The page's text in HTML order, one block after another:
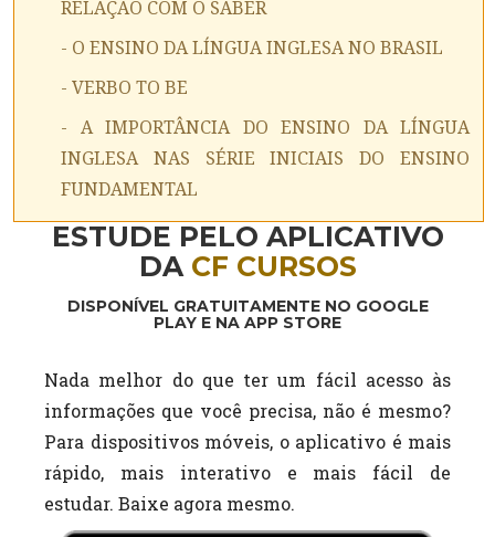
RELAÇÃO COM O SABER
- O ENSINO DA LÍNGUA INGLESA NO BRASIL
- VERBO TO BE
- A IMPORTÂNCIA DO ENSINO DA LÍNGUA
INGLESA NAS SÉRIE INICIAIS DO ENSINO
FUNDAMENTAL
ESTUDE PELO APLICATIVO
DA CF CURSOS
DISPONÍVEL GRATUITAMENTE NO GOOGLE
PLAY E NA APP STORE
Nada melhor do que ter um fácil acesso às
informações que você precisa, não é mesmo?
Para dispositivos móveis, o aplicativo é mais
rápido, mais interativo e mais fácil de
estudar. Baixe agora mesmo.